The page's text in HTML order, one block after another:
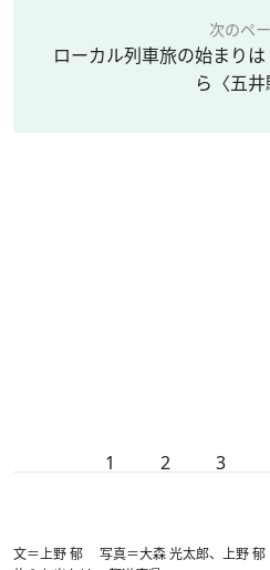
次のペ
ローカル列車旅の始まり
ら〈五井
1 2 3
文＝上野 郁 写真＝大森 光太郎、上野 郁